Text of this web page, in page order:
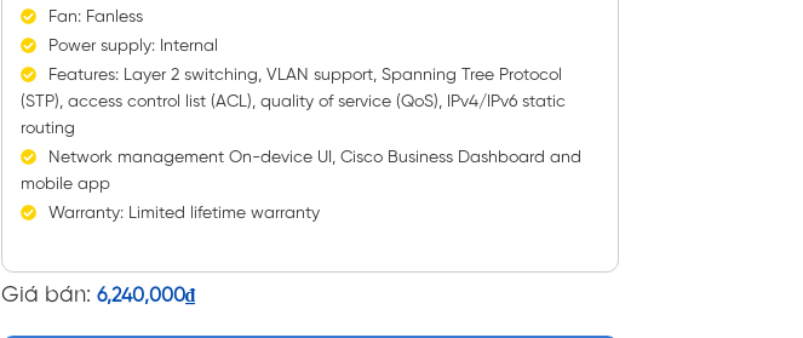
Fan: Fanless
Power supply: Internal
Features: Layer 2 switching, VLAN support, Spanning Tree Protocol
(STP), access control list (ACL), quality of service (QoS), IPv4/IPv6 static
routing
Network management On-device UI, Cisco Business Dashboard and
mobile app
Warranty: Limited lifetime warranty
Giá bán: 6,240,000₫